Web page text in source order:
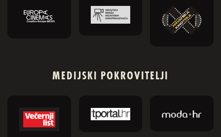
MEDIJSKI POKROVITELJI